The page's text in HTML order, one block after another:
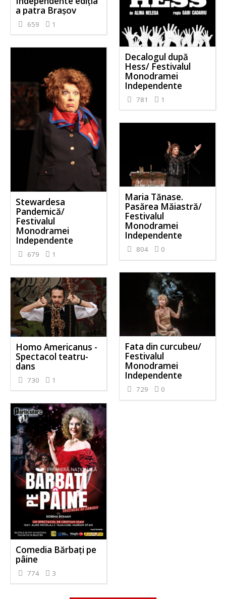
a patra Brașov
659 1
Decalogul după
Hess/ Festivalul
Monodramei
Independente
781 1
Stewardesa
Pandemică/
Festivalul
Monodramei
Independente
679 1
Maria Tănase.
Pasărea Măiastră/
Festivalul
Monodramei
Independente
804 0
Fata din curcubeu/
Festivalul
Monodramei
Independente
729 0
Homo Americanus -
Spectacol teatru-
dans
730 1
Comedia Bărbați pe
pâine
774 3